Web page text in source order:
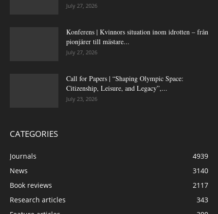
July 27, 2026
Konferens | Kvinnors situation inom idrotten – från
pionjärer till mästare...
July 27, 2026
Call for Papers | “Shaping Olympic Space:
Citizenship, Leisure, and Legacy”,...
July 23, 2026
CATEGORIES
Journals
4939
News
3140
Book reviews
2117
Research articles
343